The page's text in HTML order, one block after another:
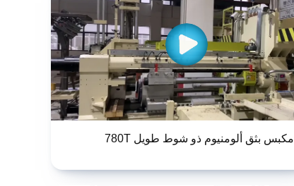
مكبس بثق ألومنيوم ذو شوط طويل 780T